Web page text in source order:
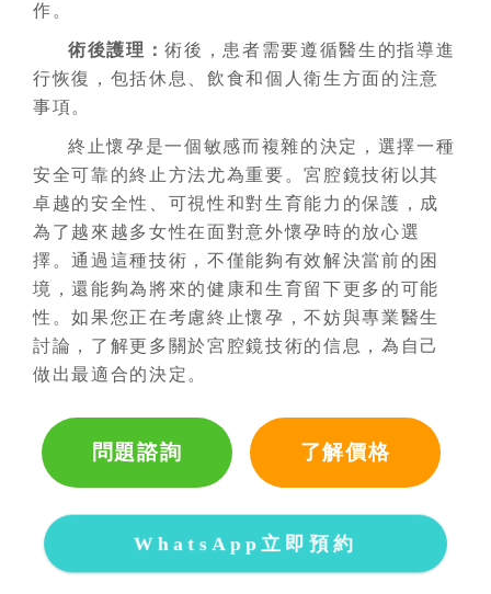
作。
術後護理：術後，患者需要遵循醫生的指導進
行恢復，包括休息、飲食和個人衛生方面的注意
事項。
終止懷孕是一個敏感而複雜的決定，選擇一種
安全可靠的終止方法尤為重要。宮腔鏡技術以其
卓越的安全性、可視性和對生育能力的保護，成
為了越來越多女性在面對意外懷孕時的放心選
擇。通過這種技術，不僅能夠有效解決當前的困
境，還能夠為將來的健康和生育留下更多的可能
性。如果您正在考慮終止懷孕，不妨與專業醫生
討論，了解更多關於宮腔鏡技術的信息，為自己
做出最適合的決定。
問題諮詢 了解價格
WhatsApp立即預約